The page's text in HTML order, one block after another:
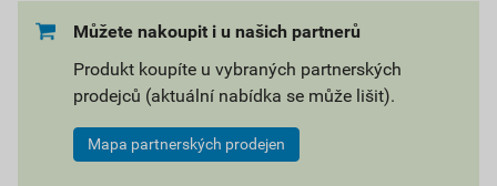
Můžete nakoupit i u našich partnerů
Produkt koupíte u vybraných partnerských
prodejců (aktuální nabídka se může lišit).
Mapa partnerských prodejen